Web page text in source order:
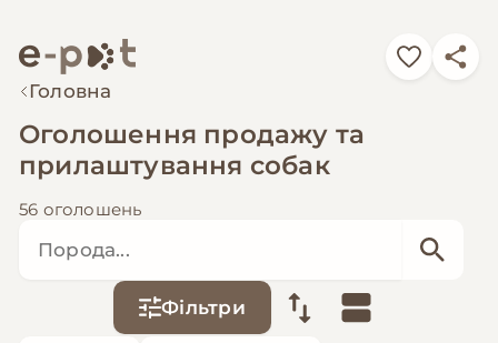
Головна
Оголошення продажу та
прилаштування собак
56 оголошень
Фільтри